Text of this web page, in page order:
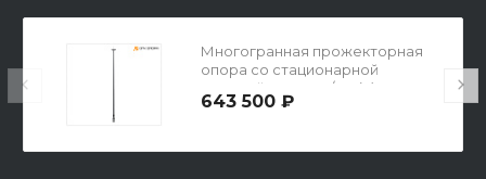
Многогранная прожекторная
опора со стационарной
короной МПО-20/5-С(6)-IV
643 500 ₽